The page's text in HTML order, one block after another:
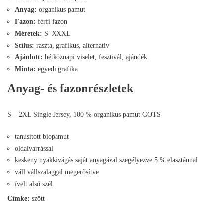
Anyag: organikus pamut
Fazon: férfi fazon
Méretek: S–XXXL
Stílus: raszta, grafikus, alternatív
Ajánlott: hétköznapi viselet, fesztivál, ajándék
Minta: egyedi grafika
Anyag- és fazonrészletek
S – 2XL Single Jersey, 100 % organikus pamut GOTS
tanúsított biopamut
oldalvarrással
keskeny nyakkivágás saját anyagával szegélyezve 5 % elasztánnal
váll vállszalaggal megerősítve
ívelt alsó szél
Címke: szött